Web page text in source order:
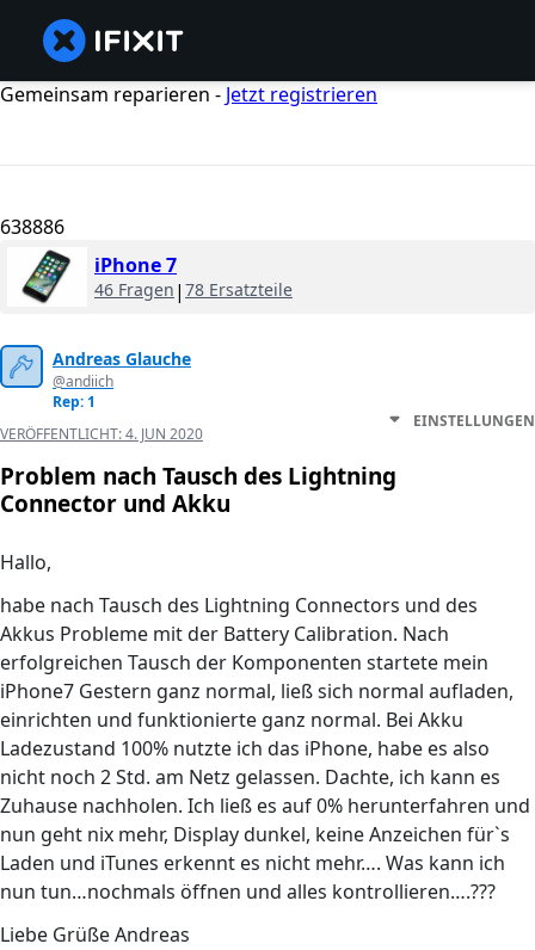
Gemeinsam reparieren - Jetzt registrieren
638886
iPhone 7
46 Fragen | 78 Ersatzteile
Andreas Glauche
@andiich
Rep: 1
VERÖFFENTLICHT:4. JUN 2020
EINSTELLUNGEN
Problem nach Tausch des Lightning
Connector und Akku
Hallo,
habe nach Tausch des Lightning Connectors und des
Akkus Probleme mit der Battery Calibration. Nach
erfolgreichen Tausch der Komponenten startete mein
iPhone7 Gestern ganz normal, ließ sich normal aufladen,
einrichten und funktionierte ganz normal. Bei Akku
Ladezustand 100% nutzte ich das iPhone, habe es also
nicht noch 2 Std. am Netz gelassen. Dachte, ich kann es
Zuhause nachholen. Ich ließ es auf 0% herunterfahren und
nun geht nix mehr, Display dunkel, keine Anzeichen für`s
Laden und iTunes erkennt es nicht mehr…. Was kann ich
nun tun…nochmals öffnen und alles kontrollieren….???
Liebe Grüße Andreas